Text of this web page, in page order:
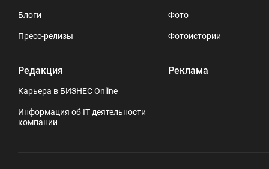
Блоги
Пресс-релизы
Редакция
Карьера в БИЗНЕС Online
Информация об IT деятельности
компании
Фото
Фотоистории
Реклама